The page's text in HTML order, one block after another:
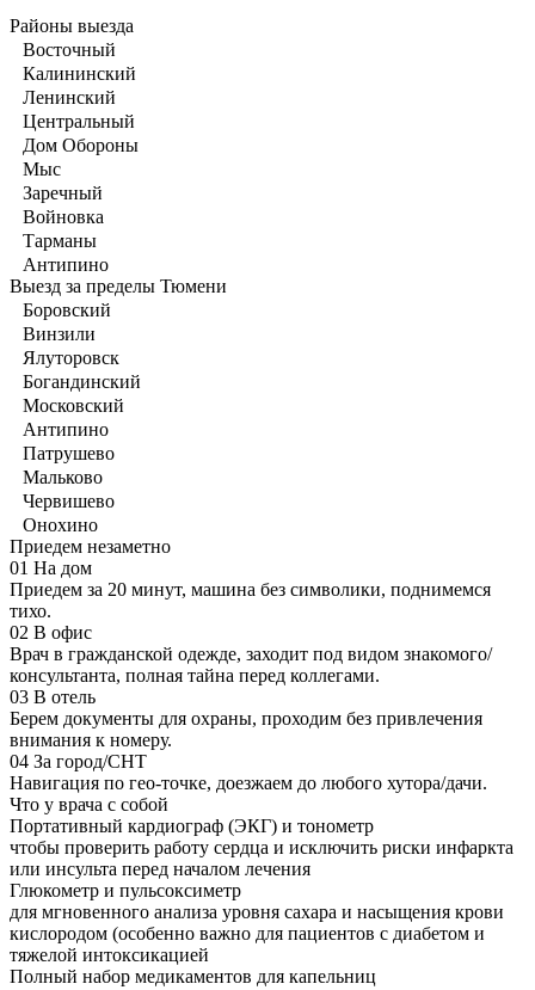
Районы выезда
Восточный
Калининский
Ленинский
Центральный
Дом Обороны
Мыс
Заречный
Войновка
Тарманы
Антипино
Выезд за пределы Тюмени
Боровский
Винзили
Ялуторовск
Богандинский
Московский
Антипино
Патрушево
Мальково
Червишево
Онохино
Приедем незаметно
01 На дом
Приедем за 20 минут, машина без символики, поднимемся
тихо.
02 В офис
Врач в гражданской одежде, заходит под видом знакомого/
консультанта, полная тайна перед коллегами.
03 В отель
Берем документы для охраны, проходим без привлечения
внимания к номеру.
04 За город/СНТ
Навигация по гео-точке, доезжаем до любого хутора/дачи.
Что у врача с собой
Портативный кардиограф (ЭКГ) и тонометр
чтобы проверить работу сердца и исключить риски инфаркта
или инсульта перед началом лечения
Глюкометр и пульсоксиметр
для мгновенного анализа уровня сахара и насыщения крови
кислородом (особенно важно для пациентов с диабетом и
тяжелой интоксикацией
Полный набор медикаментов для капельниц